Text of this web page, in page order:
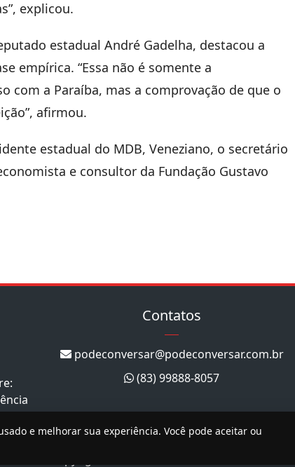
explicou.
estadual André Gadelha, destacou a
empírica. “Essa não é somente a
com a Paraíba, mas a comprovação de que o
afirmou.
estadual do MDB, Veneziano, o secretário
e consultor da Fundação Gustavo
Contatos
podeconversar@podeconversar.com.br
(83) 99888-8057
e melhorar sua experiência. Você pode aceitar ou